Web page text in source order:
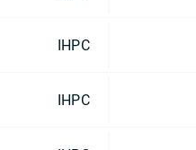
IHPC
IHPC